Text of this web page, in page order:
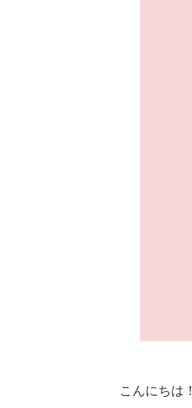
こんにちは！